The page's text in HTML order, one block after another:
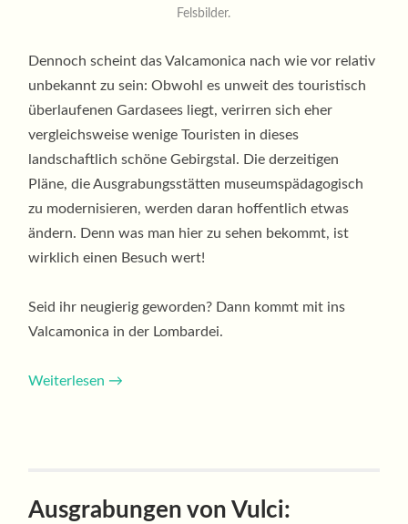
Felsbilder.
Dennoch scheint das Valcamonica nach wie vor relativ
unbekannt zu sein: Obwohl es unweit des touristisch
überlaufenen Gardasees liegt, verirren sich eher
vergleichsweise wenige Touristen in dieses
landschaftlich schöne Gebirgstal. Die derzeitigen
Pläne, die Ausgrabungsstätten museumspädagogisch
zu modernisieren, werden daran hoffentlich etwas
ändern. Denn was man hier zu sehen bekommt, ist
wirklich einen Besuch wert!
Seid ihr neugierig geworden? Dann kommt mit ins
Valcamonica in der Lombardei.
Weiterlesen →
Ausgrabungen von Vulci: